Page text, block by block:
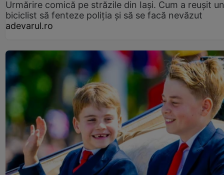
Urmărire comică pe străzile din Iași. Cum a reușit un
biciclist să fenteze poliția și să se facă nevăzut
adevarul.ro